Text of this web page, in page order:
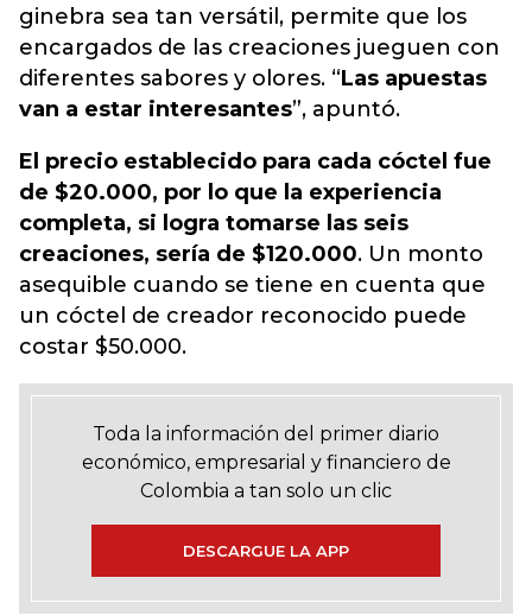
ginebra sea tan versátil, permite que los
encargados de las creaciones jueguen con
diferentes sabores y olores. “Las apuestas
van a estar interesantes”, apuntó.
El precio establecido para cada cóctel fue
de $20.000, por lo que la experiencia
completa, si logra tomarse las seis
creaciones, sería de $120.000. Un monto
asequible cuando se tiene en cuenta que
un cóctel de creador reconocido puede
costar $50.000.
Toda la información del primer diario
económico, empresarial y financiero de
Colombia a tan solo un clic
DESCARGUE LA APP